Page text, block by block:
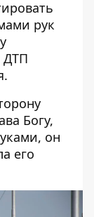
рук
ДТП
Богу,
он
его